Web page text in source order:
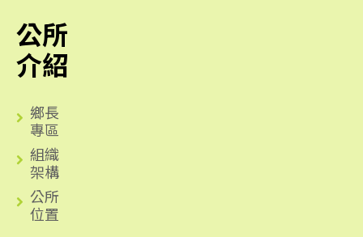
公所
介紹
鄉長
專區
組織
架構
公所
位置